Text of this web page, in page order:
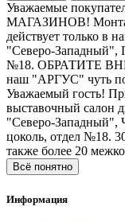
Уважаемые
МАГАЗИНОВ! Монтаж
действует только в
"Северо-Западный",
№18. ОБРАТИТЕ
наш "АРГУС" чуть
Уважаемый гость!
выставочный салон
"Северо-Западный",
цоколь, отдел №18.
также более 20
Всё понятно
Информация